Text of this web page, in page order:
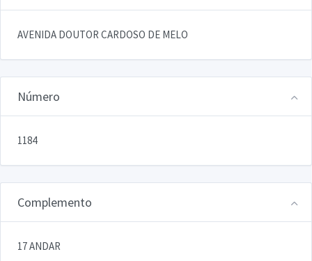
AVENIDA DOUTOR CARDOSO DE MELO
Número
1184
Complemento
17 ANDAR